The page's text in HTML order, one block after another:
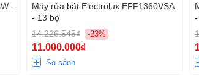
-
Máy rửa bát Electrolux EFF1360VSA
- 13 bộ
14.226.545₫
-23%
11.000.000₫
So sánh